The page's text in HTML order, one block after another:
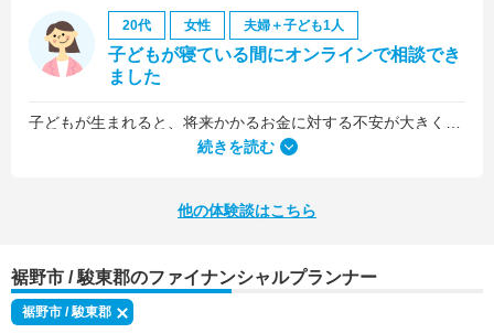
20代 女性 夫婦＋子ども1人
子どもが寝ている間にオンラインで相談でき
ました
何より、とても親身になって対応してくださって大満足。うちと同じように子どもの将来のお金のことで悩んでいる友人にも教えました。
続きを読む
他の体験談はこちら
裾野市 / 駿東郡のファイナンシャルプランナー
裾野市 / 駿東郡